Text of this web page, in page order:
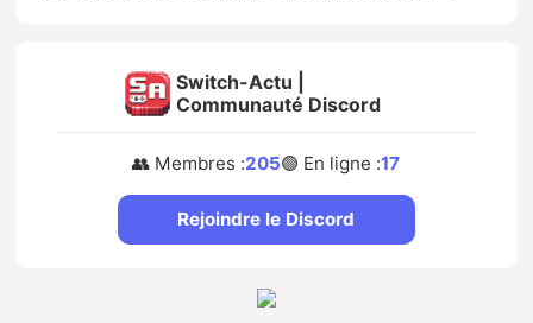
Switch-Actu |
Communauté Discord
👥 Membres :205🟢 En ligne :17
Rejoindre le Discord